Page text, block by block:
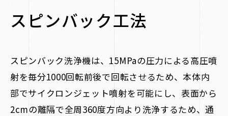
スピンバック工法
スピンバック洗浄機は、15MPaの圧力による高圧噴
射を毎分1000回転前後で回転させるため、本体内
部でサイクロンジェット噴射を可能にし、表面から
2cmの離隔で全周360度方向より洗浄するため、通